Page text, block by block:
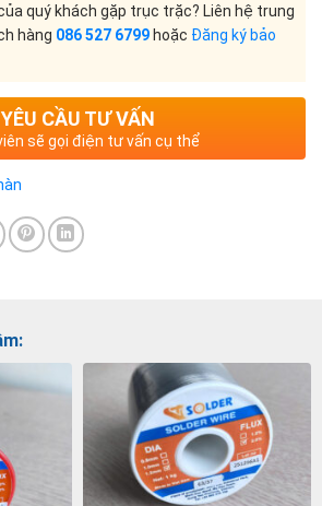
quý khách gặp trục trặc? Liên hệ trung
hàng 086 527 6799 hoặc Đăng ký bảo
YÊU CẦU TƯ VẤN
sẽ gọi điện tư vấn cụ thể